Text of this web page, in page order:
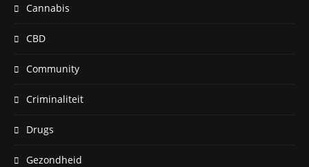
Cannabis
CBD
Community
Criminaliteit
Drugs
Gezondheid